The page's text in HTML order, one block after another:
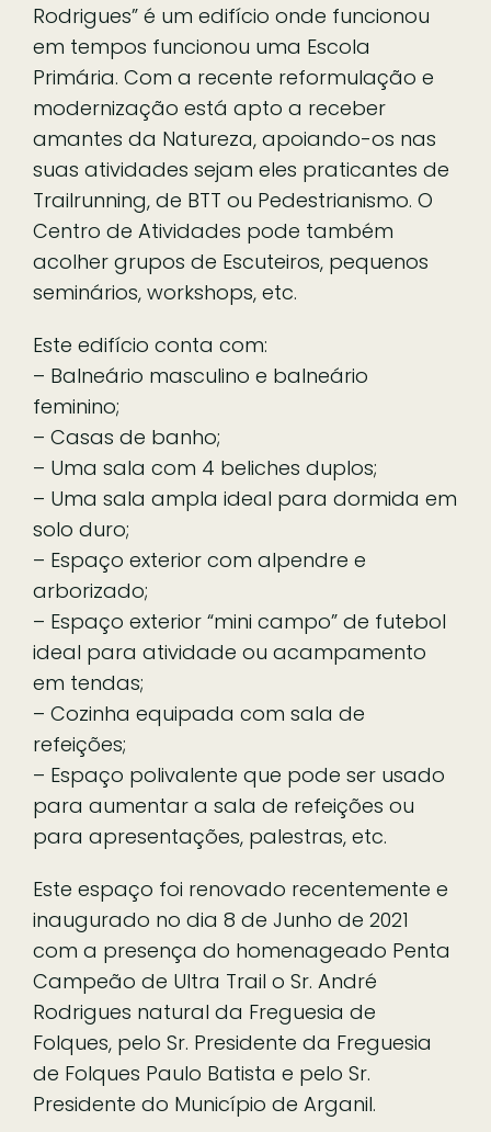
Rodrigues” é um edifício onde funcionou
em tempos funcionou uma Escola
Primária. Com a recente reformulação e
modernização está apto a receber
amantes da Natureza, apoiando-os nas
suas atividades sejam eles praticantes de
Trailrunning, de BTT ou Pedestrianismo. O
Centro de Atividades pode também
acolher grupos de Escuteiros, pequenos
seminários, workshops, etc.
Este edifício conta com:
– Balneário masculino e balneário
feminino;
– Casas de banho;
– Uma sala com 4 beliches duplos;
– Uma sala ampla ideal para dormida em
solo duro;
– Espaço exterior com alpendre e
arborizado;
– Espaço exterior “mini campo” de futebol
ideal para atividade ou acampamento
em tendas;
– Cozinha equipada com sala de
refeições;
– Espaço polivalente que pode ser usado
para aumentar a sala de refeições ou
para apresentações, palestras, etc.
Este espaço foi renovado recentemente e
inaugurado no dia 8 de Junho de 2021
com a presença do homenageado Penta
Campeão de Ultra Trail o Sr. André
Rodrigues natural da Freguesia de
Folques, pelo Sr. Presidente da Freguesia
de Folques Paulo Batista e pelo Sr.
Presidente do Município de Arganil.